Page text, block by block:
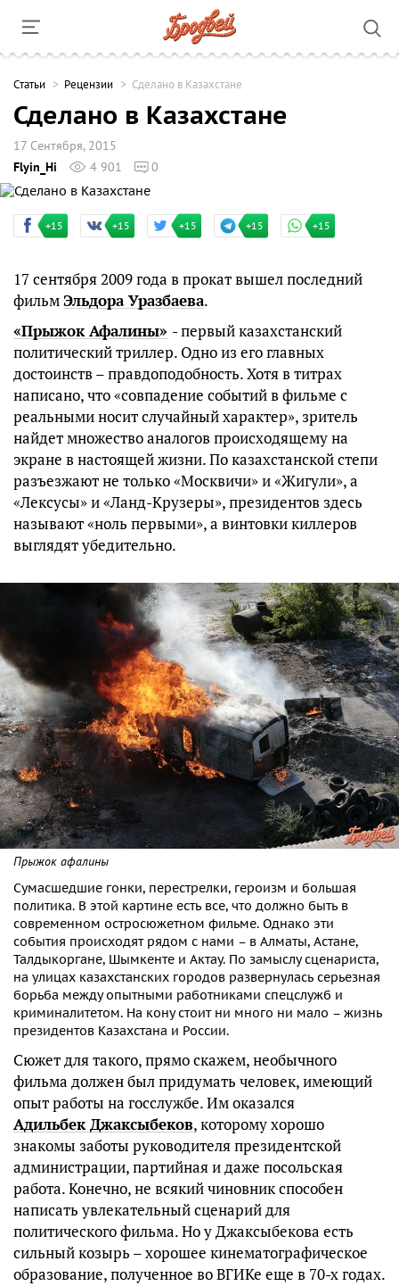
Cтатьи Рецензии Сделано в Казахстане
Сделано в Казахстане
17 Сентября, 2015
Flyin_Hi
4 901 0
+15 +15 +15 +15 +15
17 cентября 2009 года в прокат вышел последний
фильмЭльдора Уразбаева.
«Прыжок Афалины» - первый казахстанский
политический триллер. Одно из его главных
достоинств – правдоподобность. Хотя в титрах
написано, что «совпадение событий в фильме с
реальными носит случайный характер», зритель
найдет множество аналогов происходящему на
экране в настоящей жизни. По казахстанской степи
разъезжают не только «Москвичи» и «Жигули», а
«Лексусы» и «Ланд-Крузеры», президентов здесь
называют «ноль первыми», а винтовки киллеров
выглядят убедительно.
Прыжок афалины
Сумасшедшие гонки, перестрелки, героизм и большая
политика. В этой картине есть все, что должно быть в
современном остросюжетном фильме. Однако эти
события происходят рядом с нами – в Алматы, Астане,
Талдыкоргане, Шымкенте и Актау. По замыслу сценариста,
на улицах казахстанских городов развернулась серьезная
борьба между опытными работниками спецслужб и
криминалитетом. На кону стоит ни много ни мало – жизнь
президентов Казахстана и России.
Сюжет для такого, прямо скажем, необычного
фильма должен был придумать человек, имеющий
опыт работы на госслужбе. Им оказался
Адильбек Джаксыбеков, которому хорошо
знакомы заботы руководителя президентской
администрации, партийная и даже посольская
работа. Конечно, не всякий чиновник способен
написать увлекательный сценарий для
политического фильма. Но у Джаксыбекова есть
сильный козырь – хорошее кинематографическое
образование, полученное во ВГИКе еще в 70-х годах.